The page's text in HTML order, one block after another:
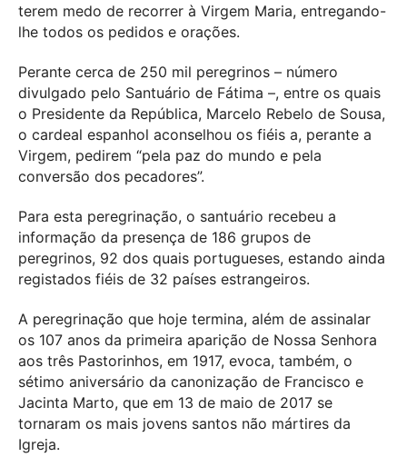
terem medo de recorrer à Virgem Maria, entregando-
lhe todos os pedidos e orações.
Perante cerca de 250 mil peregrinos – número
divulgado pelo Santuário de Fátima –, entre os quais
o Presidente da República, Marcelo Rebelo de Sousa,
o cardeal espanhol aconselhou os fiéis a, perante a
Virgem, pedirem “pela paz do mundo e pela
conversão dos pecadores”.
Para esta peregrinação, o santuário recebeu a
informação da presença de 186 grupos de
peregrinos, 92 dos quais portugueses, estando ainda
registados fiéis de 32 países estrangeiros.
A peregrinação que hoje termina, além de assinalar
os 107 anos da primeira aparição de Nossa Senhora
aos três Pastorinhos, em 1917, evoca, também, o
sétimo aniversário da canonização de Francisco e
Jacinta Marto, que em 13 de maio de 2017 se
tornaram os mais jovens santos não mártires da
Igreja.